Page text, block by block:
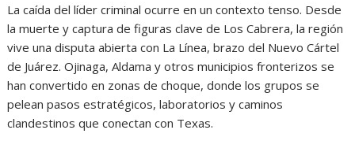
La caída del líder criminal ocurre en un contexto tenso. Desde
la muerte y captura de figuras clave de Los Cabrera, la región
vive una disputa abierta con La Línea, brazo del Nuevo Cártel
de Juárez. Ojinaga, Aldama y otros municipios fronterizos se
han convertido en zonas de choque, donde los grupos se
pelean pasos estratégicos, laboratorios y caminos
clandestinos que conectan con Texas.